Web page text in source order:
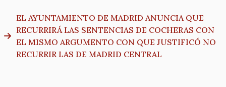
EL AYUNTAMIENTO DE MADRID ANUNCIA QUE
RECURRIRÁ LAS SENTENCIAS DE COCHERAS CON
EL MISMO ARGUMENTO CON QUE JUSTIFICÓ NO
RECURRIR LAS DE MADRID CENTRAL